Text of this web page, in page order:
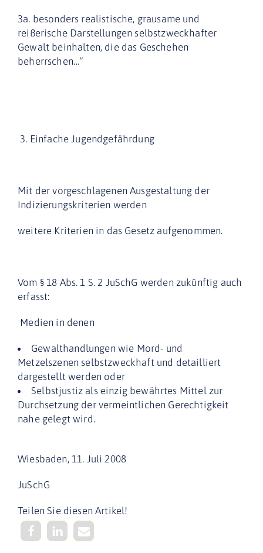
3a. besonders realistische, grausame und
reißerische Darstellungen selbstzweckhafter
Gewalt beinhalten, die das Geschehen
beherrschen…“
3. Einfache Jugendgefährdung
Mit der vorgeschlagenen Ausgestaltung der
Indizierungskriterien werden
weitere Kriterien in das Gesetz aufgenommen.
Vom § 18 Abs. 1 S. 2 JuSchG werden zukünftig auch
erfasst:
Medien in denen
Gewalthandlungen wie Mord- und
Metzelszenen selbstzweckhaft und detailliert
dargestellt werden oder
Selbstjustiz als einzig bewährtes Mittel zur
Durchsetzung der vermeintlichen Gerechtigkeit
nahe gelegt wird.
Wiesbaden, 11. Juli 2008
JuSchG
Teilen Sie diesen Artikel!